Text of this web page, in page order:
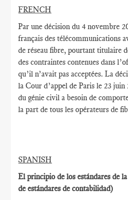
FRENCH
Par une décision du 4 novembre
français des télécommunications
de réseau fibre, pourtant titulaire
des contraintes contenues dans
qu’il n’avait pas acceptées. La
la Cour d’appel de Paris le 23 juin
du génie civil a besoin de
la part de tous les opérateurs de
SPANISH
El principio de los estándares de
de estándares de contabilidad)